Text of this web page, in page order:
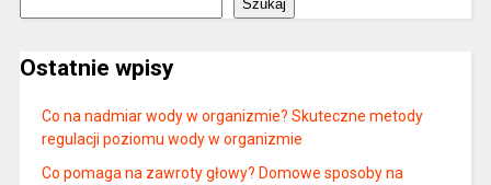
Szukaj
Ostatnie wpisy
Co na nadmiar wody w organizmie? Skuteczne metody
regulacji poziomu wody w organizmie
Co pomaga na zawroty głowy? Domowe sposoby na